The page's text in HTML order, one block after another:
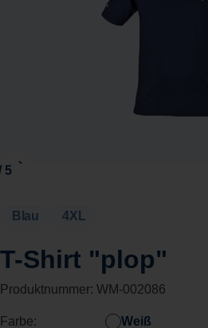
Blau 4XL
T-Shirt "plop"
Produktnummer: WM-002086
Farbe:
Weiß